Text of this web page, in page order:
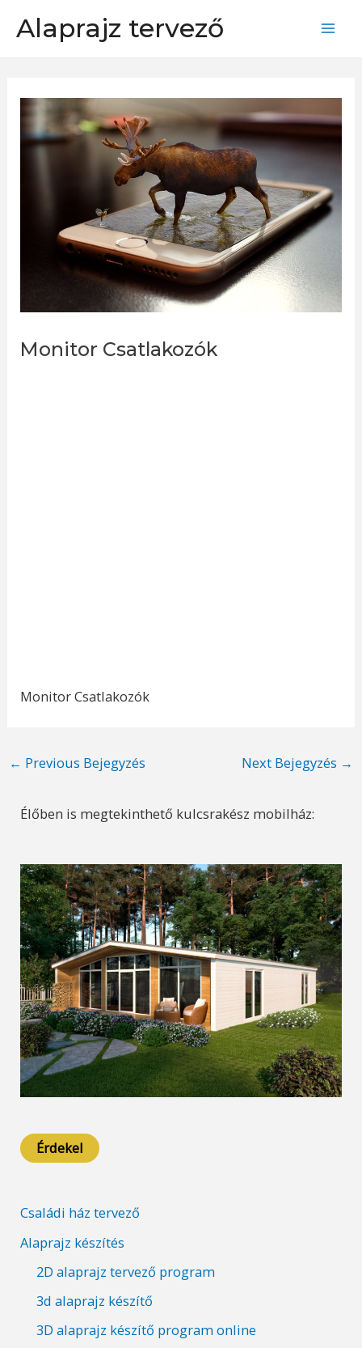
Alaprajz tervező
Monitor Csatlakozók
Monitor Csatlakozók
Post
← Previous Bejegyzés Next Bejegyzés →
Élőben is megtekinthető kulcsrakész mobilház:
Érdekel
Családi ház tervező
Alaprajz készítés
2D alaprajz tervező program
3d alaprajz készítő
3D alaprajz készítő program online